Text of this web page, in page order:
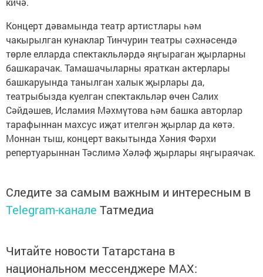
Концерт дәвамында театр артистлары һәм
чакырылган кунаклар Тинчурин театры сәхнәсендә
төрле елларда спектакльләрдә яңгыраган җырларны
башкарачак. Тамашачыларны яраткан актерлары
башкаруында танылган халык җырлары да,
театрыбызда куелган спектакльләр өчен Салих
Сәйдәшев, Исламия Мәхмүтова һәм башка авторлар
тарафыннан махсус иҗат ителгән җырлар да көтә.
Моннан тыш, концерт вакытында Хәния Фәрхи
репертуарыннан Тәслимә Хәләф җырлары яңгыраячак.
Следите за самым важным и интересным в
Telegram-канале Татмедиа
Читайте новости Татарстана в
национальном мессенджере MАХ: